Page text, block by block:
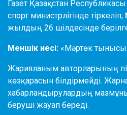
Газет Қазақстан
спорт министрлігінде тіркеліп,
жылдың 26 шілдесінде
Меншік иесі: «Мәртөк
Жарияланым авторларының
көзқарасын білдірмейді.
хабарландырулардың
беруші жауап береді.